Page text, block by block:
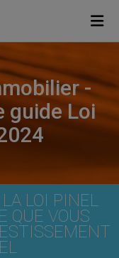
-
guide Loi
LOI PINEL
QUE VOUS